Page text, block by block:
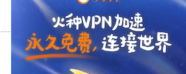
支持[0] 反对